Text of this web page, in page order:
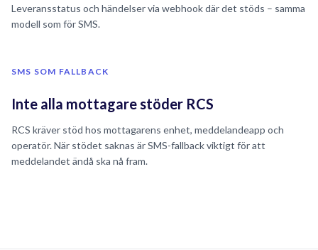
Leveransstatus och händelser via webhook där det stöds – samma
modell som för SMS.
SMS SOM FALLBACK
Inte alla mottagare stöder RCS
RCS kräver stöd hos mottagarens enhet, meddelandeapp och
operatör. När stödet saknas är SMS-fallback viktigt för att
meddelandet ändå ska nå fram.